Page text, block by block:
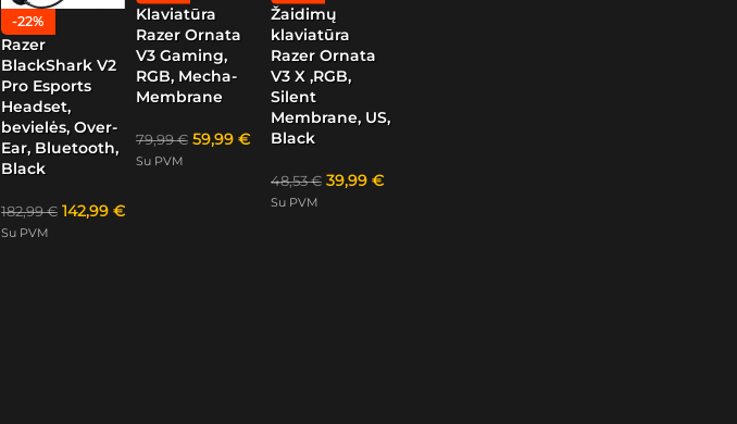
-22%
Razer
BlackShark V2
Pro Esports
Headset,
bevielės, Over-
Ear, Bluetooth,
Black
182,99€ 142,99 €
Su PVM
Klaviatūra
Razer Ornata
V3 Gaming,
RGB, Mecha-
Membrane
79,99€ 59,99 €
Su PVM
Žaidimų
klaviatūra
Razer Ornata
V3 X ,RGB,
Silent
Membrane, US,
Black
48,53€ 39,99 €
Su PVM